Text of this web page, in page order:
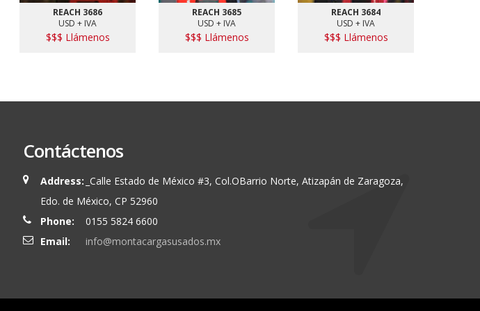
REACH 3686
USD + IVA
$$$ Llámenos
REACH 3685
USD + IVA
$$$ Llámenos
REACH 3684
USD + IVA
$$$ Llámenos
Contáctenos
Address: _Calle Estado de México #3, Col.OBarrio Norte, Atizapán de Zaragoza,
Edo. de México, CP 52960
Phone:
0155 5824 6600
Email:
info@montacargasusados.mx